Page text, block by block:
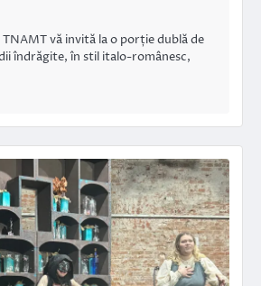
vă invită la o porție dublă de
îndrăgite, în stil italo-românesc,